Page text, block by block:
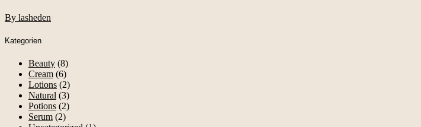
By lasheden
Kategorien
Beauty (8)
Cream (6)
Lotions (2)
Natural (3)
Potions (2)
Serum (2)